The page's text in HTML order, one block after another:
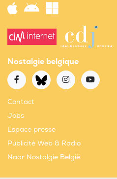
Nostalgie belgique
Contact
Jobs
Espace presse
Publicité Web & Radio
Naar Nostalgie België